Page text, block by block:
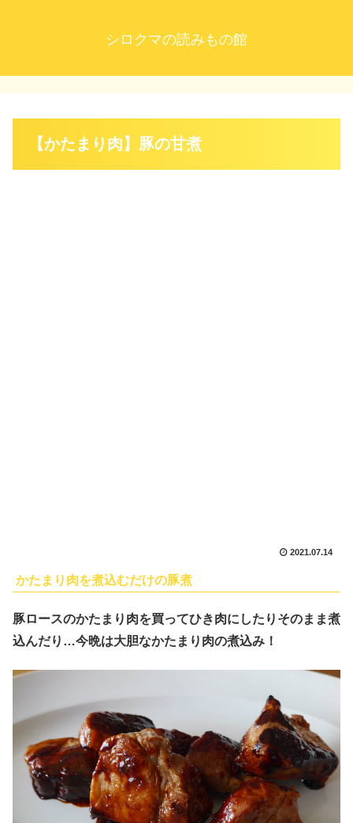
シロクマの読みもの館
【かたまり肉】豚の甘煮
2021.07.14
かたまり肉を煮込むだけの豚煮
豚ロースのかたまり肉を買ってひき肉にしたりそのまま煮
込んだり…今晩は大胆なかたまり肉の煮込み！